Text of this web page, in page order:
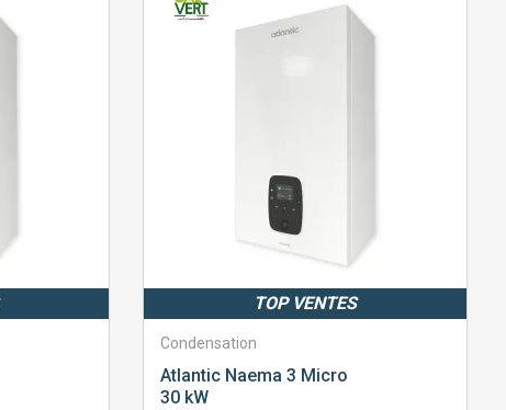
TOP VENTES
Condensation
AtlanticNaema 3 Micro
30 kW